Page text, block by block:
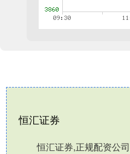
恒汇证券
恒汇证券,正规配资公